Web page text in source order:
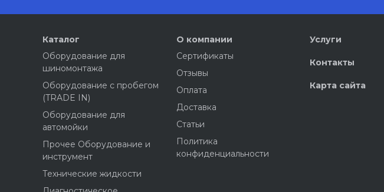
Каталог
Оборудование для
шиномонтажа
Оборудование с пробегом
(TRADE IN)
Оборудование для
автомойки
Прочее Оборудование и
инструмент
Технические жидкости
О компании
Сертификаты
Отзывы
Оплата
Доставка
Статьи
Политика
конфиденциальности
Услуги
Контакты
Карта сайта